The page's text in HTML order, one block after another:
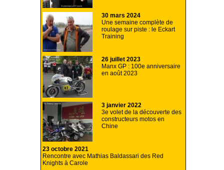
30 mars 2024
Une semaine complète de
roulage sur piste : le Eckart
Training
26 juillet 2023
Manx GP : 100e anniversaire
en août 2023
3 janvier 2022
3e volet de la découverte des
constructeurs motos en
Chine
23 octobre 2021
Rencontre avec Mathias Baldassari des Red
Knights à Carole